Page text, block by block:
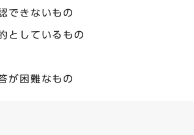
できないもの
としているもの
が困難なもの